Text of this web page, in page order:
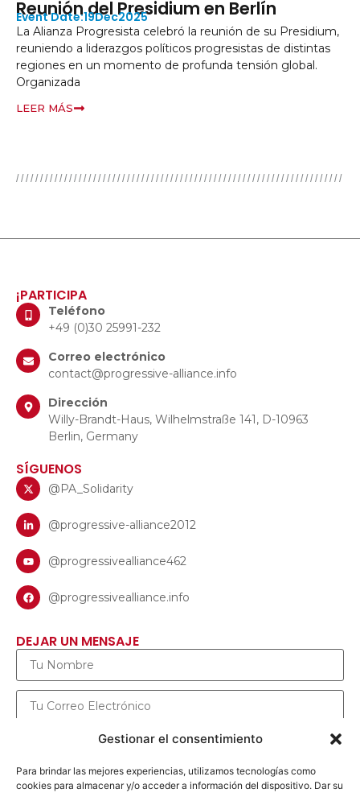
Gestionar el consentimiento
Para brindar las mejores experiencias, utilizamos tecnologías como
cookies para almacenar y/o acceder a información del dispositivo. Dar su
Reunión del Presidium en Berlín
19Dec2025
La Alianza Progresista celebró la reunión de su Presidium,
reuniendo a liderazgos políticos progresistas de distintas
regiones en un momento de profunda tensión global.
Organizada
LEER MÁS
¡PARTICIPA
Teléfono
+49 (0)30 25991-232
Correo electrónico
contact@progressive-alliance.info
Dirección
Willy-Brandt-Haus, Wilhelmstraße 141, D-10963
Berlin, Germany
SÍGUENOS
@PA_Solidarity
@progressive-alliance2012
@progressivealliance462
@progressivealliance.info
DEJAR UN MENSAJE